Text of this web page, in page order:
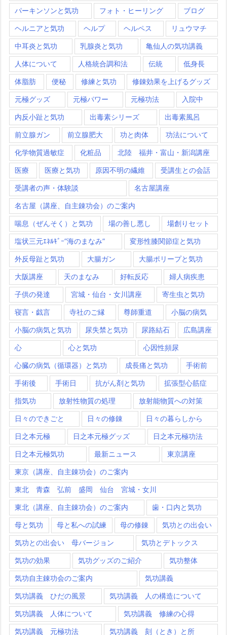
パーキンソンと気功 フォト・ヒーリング ブログ
ヘルニアと気功 ヘルプ ヘルペス リュウマチ
中耳炎と気功 乳腺炎と気功 亀仙人の気功講義
人体について 人格統合調和法 伝統 低身長
体脂肪 便秘 修練と気功 修錬効果を上げるグッズ
元極グッズ 元極パワー 元極功法 入院中
内反小趾と気功 出毒素シリーズ 出毒素風呂
前立腺ガン 前立腺肥大 功と肉体 功法について
化学物質過敏症 化粧品 北陸 福井・富山・新潟講座
医療 医療と気功 原因不明の繊維 受講生との会話
受講者の声・体験談 名古屋講座
名古屋（講座、自主錬功会）のご案内
喘息（ぜんそく）と気功 場の善し悪し 場創りセット
塩状三元ｴﾈﾙｷﾞｰ”海のまなみ” 変形性膝関節症と気功
外反母趾と気功 大腸ガン 大腸ポリープと気功
大阪講座 天のまなみ 好転反応 婦人病疾患
子供の発達 宮城・仙台・女川講座 寄生虫と気功
寝言・戯言 寺社のご縁 尊師重道 小脳の病気
小脳の病気と気功 尿失禁と気功 尿路結石 広島講座
心 心と気功 心因性頻尿
心臓の病気（循環器）と気功 成長痛と気功 手術前
手術後 手術日 抗がん剤と気功 拡張型心筋症
指気功 放射性物質の処理 放射能物質への対策
日々のできごと 日々の修錬 日々の暮らしから
日之本元極 日之本元極グッズ 日之本元極功法
日之本元極気功 最新ニュース 東京講座
東京（講座、自主錬功会）のご案内
東北 青森 弘前 盛岡 仙台 宮城・女川
東北（講座、自主錬功会）のご案内 歯・口内と気功
母と気功 母と私への試練 母の修錬 気功との出会い
気功との出会い 母バージョン 気功とデトックス
気功の効果 気功グッズのご紹介 気功整体
気功自主錬功会のご案内 気功講義
気功講義 ひだの風景 気功講義 人の構造について
気功講義 人体について 気功講義 修練の心得
気功講義 元極功法 気功講義 刻（とき）と所